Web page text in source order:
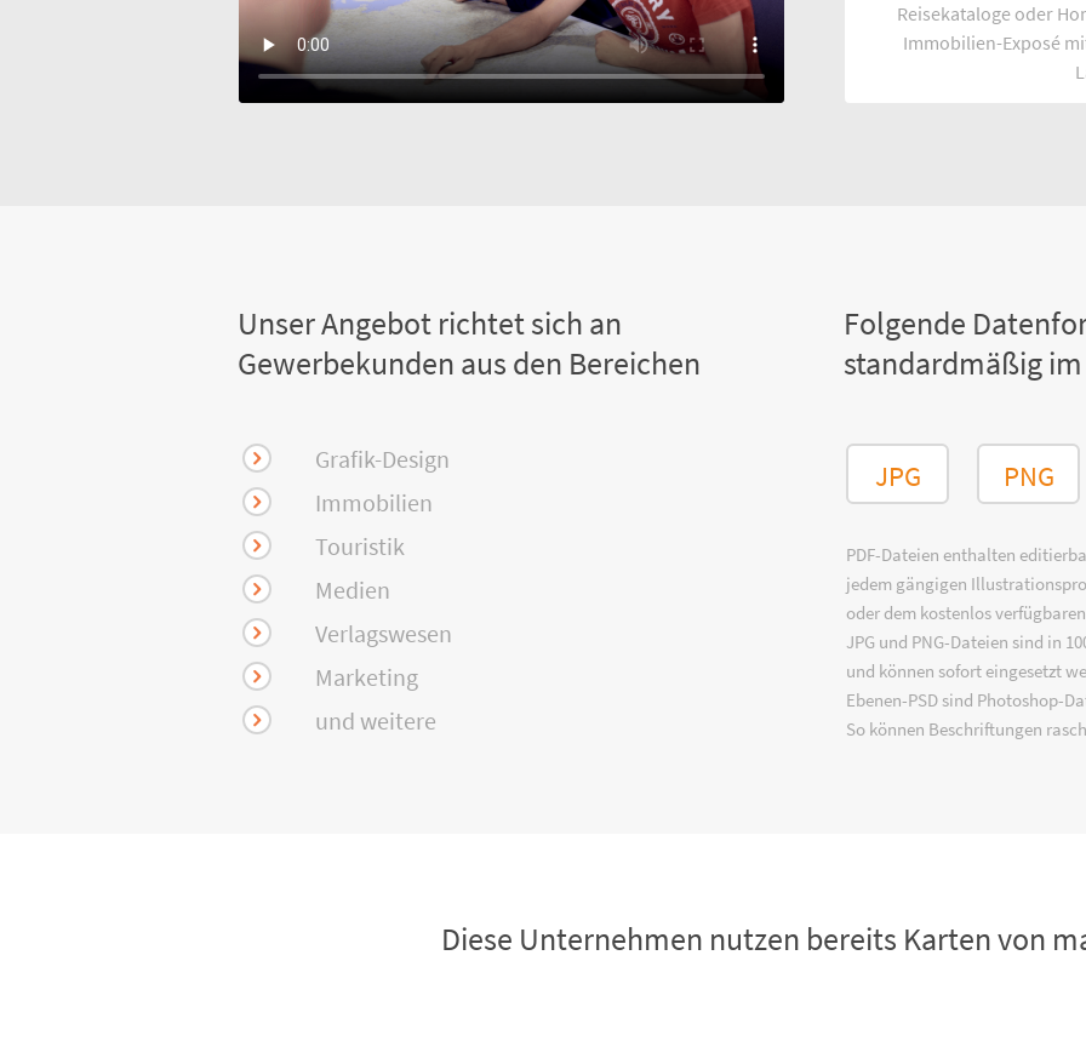
Reisekataloge oder
Immobilien-Exposé
Unser Angebot richtet sich an
Gewerbekunden aus den Bereichen
Grafik-Design
Immobilien
Touristik
Medien
Verlagswesen
Marketing
und weitere
Folgende
standardmäßig
JPG PNG
PDF-Dateien enthalten
jedem gängigen
oder dem kostenlos verfügbaren
JPG und PNG-Dateien sind in
und können sofort eingesetzt
Ebenen-PSD sind Photoshop-
So können Beschriftungen
Diese Unternehmen nutzen bereits Karten von